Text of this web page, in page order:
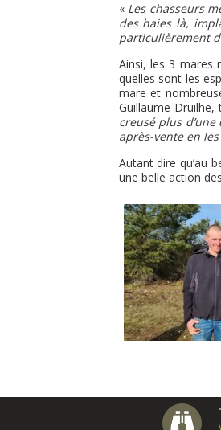
« Les chasseurs
des haies là,
particulièrement
Ainsi, les 3 mares
quelles sont les
mare et
Guillaume
creusé plus
après-vente en
Autant dire qu’au
une belle action